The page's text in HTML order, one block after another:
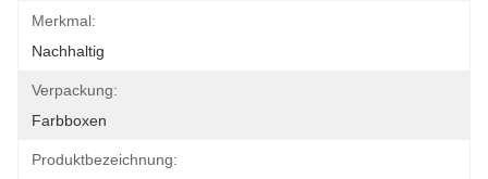
Merkmal:
Nachhaltig
Verpackung:
Farbboxen
Produktbezeichnung: